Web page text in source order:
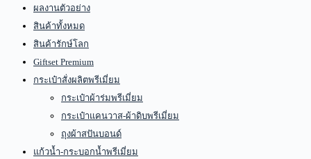
ผลงานตัวอย่าง
สินค้าทั้งหมด
สินค้ารักษ์โลก
Giftset Premium
กระเป๋าสั่งผลิตพรีเมี่ยม
กระเป๋าผ้าร่มพรีเมี่ยม
กระเป๋าแคนวาส-ผ้าดิบพรีเมี่ยม
ถุงผ้าสปันบอนด์
แก้วน้ำ-กระบอกน้ำพรีเมี่ยม